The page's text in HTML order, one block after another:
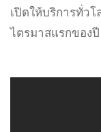
เปิดให้บริการทั่ว
ไตรมาสแรกของ